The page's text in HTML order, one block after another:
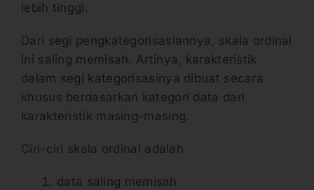
lebih tinggi.
Dari segi pengkategorisasiannya, skala ordinal
ini saling memisah. Artinya, karakteristik
dalam segi kategorisasinya dibuat secara
khusus berdasarkan kategori data dari
karakteristik masing-masing.
Ciri-ciri skala ordinal adalah
data saling memisah